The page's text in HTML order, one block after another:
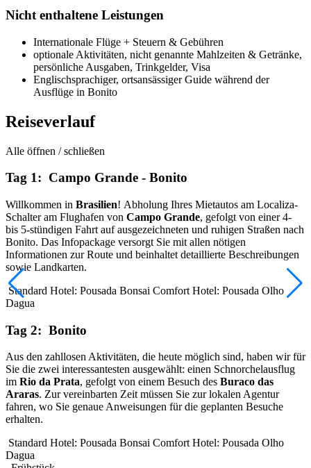
Nicht enthaltene Leistungen
Internationale Flüge + Steuern & Gebühren
optionale Aktivitäten, nicht genannte Mahlzeiten & Getränke,
persönliche Ausgaben, Trinkgelder, Visa
Englischsprachiger, ortsansässiger Guide während der
Ausflüge in Bonito
Reiseverlauf
Alle öffnen / schließen
Tag 1: Campo Grande - Bonito
Willkommen in Brasilien! Abholung Ihres Mietautos am Localiza-
Schalter am Flughafen von Campo Grande, gefolgt von einer 4-
bis 5-stündigen Fahrt auf ausgezeichneten und ruhigen Straßen nach
Bonito. Das Infopackage versorgt Sie mit allen nötigen
Informationen zur Route und beinhaltet detaillierte Beschreibungen
sowie Landkarten.
Standard Hotel: Pousada Bonsai Comfort Hotel: Pousada Olho
Dagua
Tag 2: Bonito
Aus den zahllosen Aktivitäten, die heute möglich sind, haben wir für
Sie die zwei interessantesten ausgewählt: einen Schnorchelausflug
im Rio da Prata, gefolgt von einem Besuch des Buraco das
Araras. Zur vereinbarten Zeit müssen Sie zur lokalen Agentur
fahren, wo Sie genaue Anweisungen für die geplanten Besuche
erhalten.
Standard Hotel: Pousada Bonsai Comfort Hotel: Pousada Olho
Dagua